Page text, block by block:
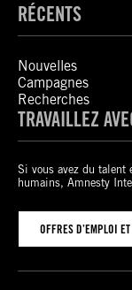
RÉCENTS
Nouvelles
Campagnes
Recherches
TRAVAILLEZ
Si vous avez du talent
humains, Amnesty
OFFRES D’EMPLOI ET